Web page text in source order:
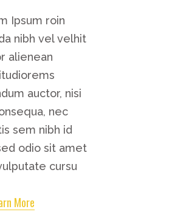
Ipsum roin
nibh vel velhit
alienean
auctor, nisi
nec
sem nibh id
odio sit amet
cursu
More